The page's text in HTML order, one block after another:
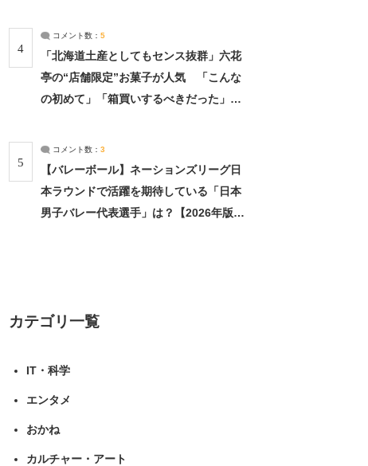
4
コメント数： 5
「北海道土産としてもセンス抜群」六花
亭の“店舗限定”お菓子が人気 「こんな
の初めて」「箱買いするべきだった」
5
コメント数： 3
【バレーボール】ネーションズリーグ日
本ラウンドで活躍を期待している「日本
男子バレー代表選手」は？【2026年版・
カテゴリ一覧
IT・科学
エンタメ
おかね
カルチャー・アート